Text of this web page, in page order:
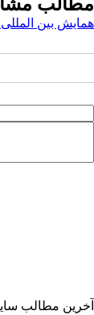
همایش بین
آخرین مطالب